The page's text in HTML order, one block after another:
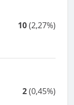
10(2,27%)
2(0,45%)